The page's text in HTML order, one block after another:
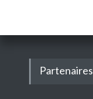
Partenaires